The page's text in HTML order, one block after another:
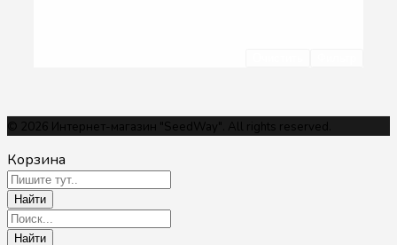
© 2026 Интернет-магазин "SeedWay". All rights reserved.
Корзина